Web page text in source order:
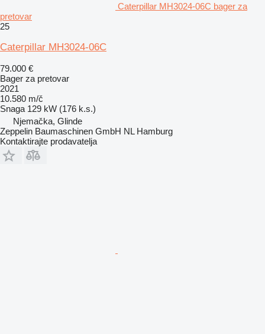
Caterpillar MH3024-06C bager za
pretovar
25
Caterpillar MH3024-06C
79.000 €
Bager za pretovar
2021
10.580 m/č
Snaga 129 kW (176 k.s.)
Njemačka, Glinde
Zeppelin Baumaschinen GmbH NL Hamburg
Kontaktirajte prodavatelja